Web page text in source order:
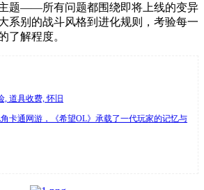
题——所有问题都围绕即将上线的变异
系别的战斗风格到进化规则，考验每一
了解程度。
, 道具收费, 怀旧
卡通网游，《希望OL》承载了一代玩家的记忆与